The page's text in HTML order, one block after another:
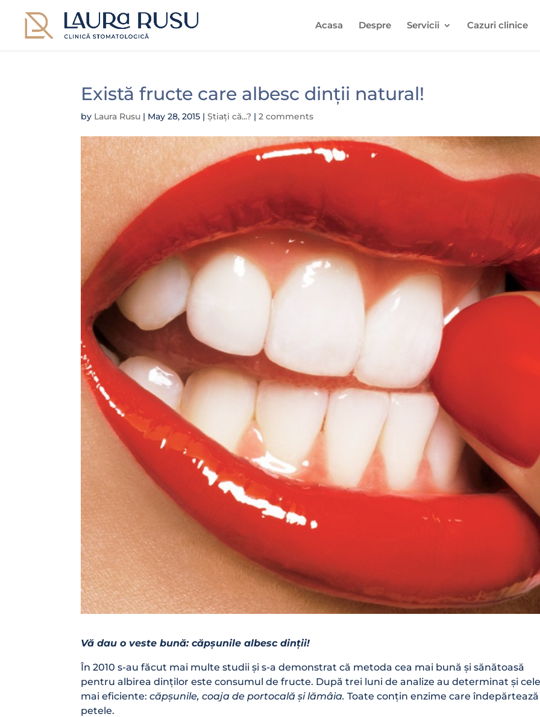
Acasa Despre Servicii Cazuri clinice
Există fructe care albesc dinții natural!
by Laura Rusu | May 28, 2015 |Știați că...? |2 comments
Vă dau o veste bună: căpșunile albesc dinții!
În 2010 s-au făcut mai multe studii și s-a demonstrat că metoda cea mai bună și sănătoasă
pentru albirea dinților este consumul de fructe. După trei luni de analize au determinat și
mai eficiente:căpșunile, coaja de portocală și lămâia. Toate conțin enzime care îndepărtează
petele.